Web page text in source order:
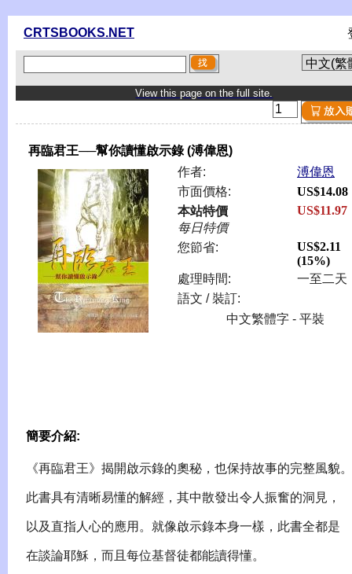
CRTSBOOKS.NET
View this page on the full site.
再臨君王──幫你讀懂啟示錄 (溥偉恩)
作者:
溥偉恩
市面價格:
US$14.08
本站特價
每日特價
US$11.97
您節省:
US$2.11
(15%)
處理時間:
一至二天
語文 / 裝訂:
中文繁體字 - 平裝
簡要介紹:
《再臨君王》揭開啟示錄的奧秘，也保持故事的完整風貌。
此書具有清晰易懂的解經，其中散發出令人振奮的洞見，
以及直指人心的應用。就像啟示錄本身一樣，此書全都是
在談論耶穌，而且每位基督徒都能讀得懂。